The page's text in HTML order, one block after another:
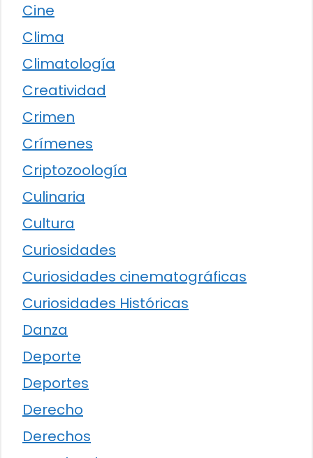
Cine
Clima
Climatología
Creatividad
Crimen
Crímenes
Criptozoología
Culinaria
Cultura
Curiosidades
Curiosidades cinematográficas
Curiosidades Históricas
Danza
Deporte
Deportes
Derecho
Derechos